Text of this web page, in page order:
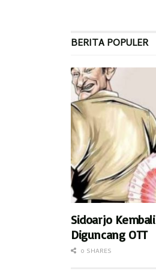
BERITA POPULER
Sidoarjo Kembali
Diguncang OTT
0 SHARES